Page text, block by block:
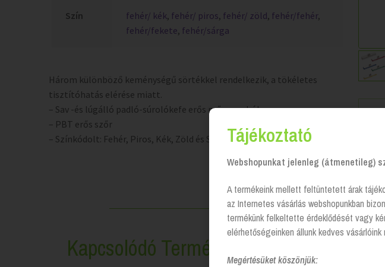
Szín fehér/ kék fehér/ piros fehér/ zöld fehér/fehér,
fehér/fekete fehér/sárga
Három különböző keménységű sörtékkel rendelkezik, a tökéletes
tisztítóhatás elérése miatt.
– Sav -és lúgálló padló-súrolókefe erős műanyagból
– PBT erős szőr
– Színkódolt: Fehér, Piros, Kék, Zöld és Sárga
Kapcsolódó Termékek
Tájékoztató
Webshopunkat jelenleg (átmenetileg)
A termékeink mellett feltüntetett árak
az Internetes vásárlás webshopunkban
termékünk felkeltette érdeklődését vagy
elérhetőségeinken állunk kedves vásárlóink
Megértésüket köszönjük: